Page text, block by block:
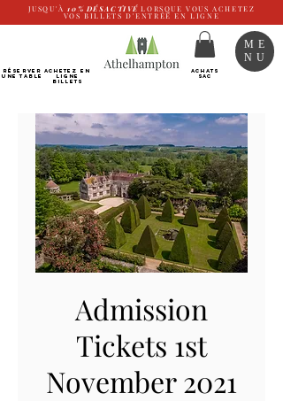
JUSQU'À 10% DÉSACTIVÉ LORSQUE VOUS ACHETEZ
VOS BILLETS D'ENTRÉE EN LIGNE
RÉSERVER
UNE TABLE
Achetez EN
LIGNE
Billets
ACHATS
SAC
ME
NU
Admission
Tickets 1st
November 2021